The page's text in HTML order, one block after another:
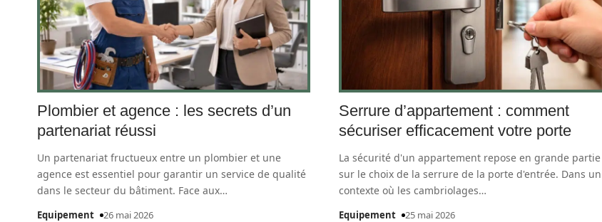
Plombier et agence : les secrets d’un
partenariat réussi
Un partenariat fructueux entre un plombier et une
agence est essentiel pour garantir un service de qualité
dans le secteur du bâtiment. Face aux…
Equipement 26 mai 2026
Serrure d’appartement : comment
sécuriser efficacement votre porte
La sécurité d'un appartement repose en grande partie
sur le choix de la serrure de la porte d'entrée. Dans un
contexte où les cambriolages…
Equipement 25 mai 2026